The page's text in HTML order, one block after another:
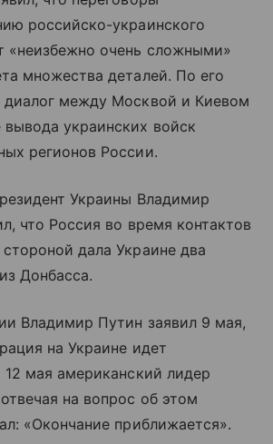
российско-украинского
«неизбежно очень сложными»
множества деталей. По его
между Москвой и Киевом
украинских войск
регионов России.
Украины Владимир
что Россия во время контактов
дала Украине два
Донбасса.
Владимир Путин заявил 9 мая,
на Украине идет
мая американский лидер
отвечая на вопрос об этом
«Окончание приближается».